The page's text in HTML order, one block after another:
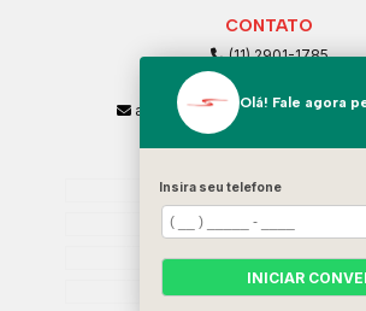
CONTATO
(11) 2901-1785
(11) 99239-1832
Home
Empresa
SERVIÇOS
Contato
Olá! Fale agora
Insira seu telefone
INICIAR